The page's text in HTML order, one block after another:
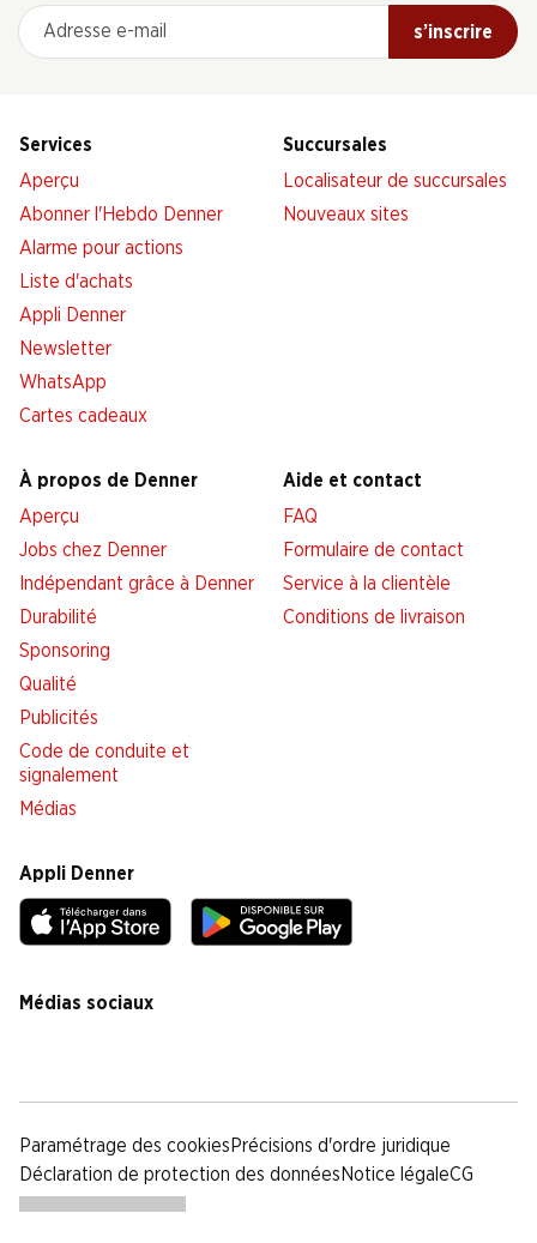
Adresse e-mail
s’inscrire
Services
Aperçu
Abonner l'Hebdo Denner
Alarme pour actions
Liste d'achats
Appli Denner
Newsletter
WhatsApp
Cartes cadeaux
Succursales
Localisateur de succursales
Nouveaux sites
À propos de Denner
Aperçu
Jobs chez Denner
Indépendant grâce à Denner
Durabilité
Sponsoring
Qualité
Publicités
Code de conduite et
signalement
Médias
Aide et contact
FAQ
Formulaire de contact
Service à la clientèle
Conditions de livraison
Appli Denner
Médias sociaux
Paramétrage des cookies Précisions d'ordre juridique
Déclaration de protection des données Notice légaleCG